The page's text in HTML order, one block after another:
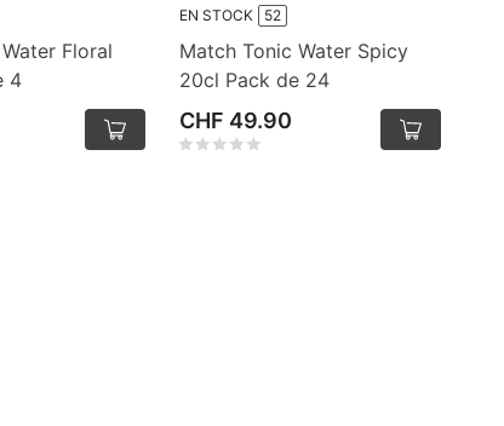
Floral
4
EN STOCK 52
Match Tonic Water Spicy
20cl Pack de 24
CHF 49.90